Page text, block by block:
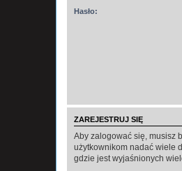
Hasło:
ZAREJESTRUJ SIĘ
Aby zalogować się, musisz
użytkownikom nadać wiele
gdzie jest wyjaśnionych